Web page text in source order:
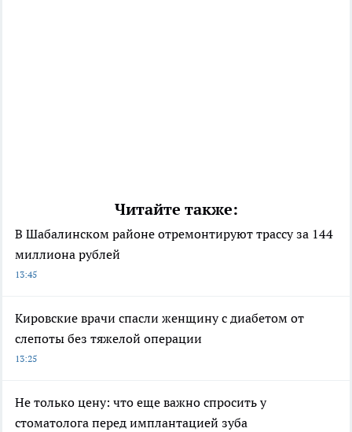
Читайте также:
В Шабалинском районе отремонтируют трассу за 144
миллиона рублей
13:45
Кировские врачи спасли женщину с диабетом от
слепоты без тяжелой операции
13:25
Не только цену: что еще важно спросить у
стоматолога перед имплантацией зуба